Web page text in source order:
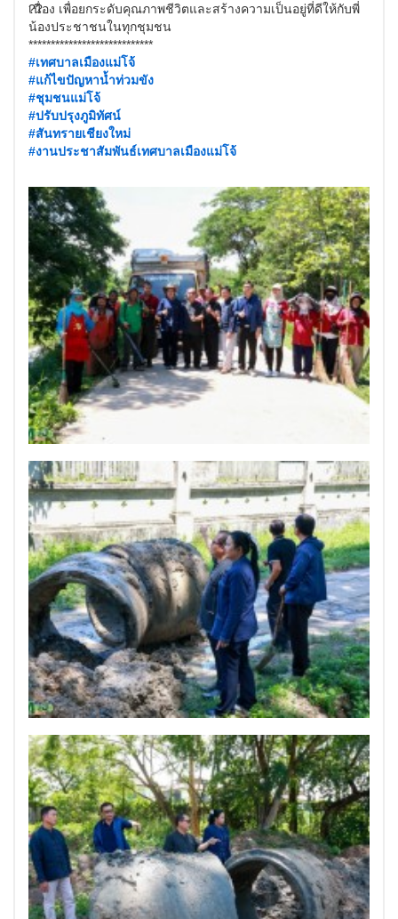
เนื่อง เพื่อยกระดับคุณภาพชีวิตและสร้างความเป็นอยู่ที่ดีให้กับพี่
น้องประชาชนในทุกชุมชน
****************************
#เทศบาลเมืองแม่โจ้
#แก้ไขปัญหาน้ำท่วมขัง
#ชุมชนแม่โจ้
#ปรับปรุงภูมิทัศน์
#สันทรายเชียงใหม่
#งานประชาสัมพันธ์เทศบาลเมืองแม่โจ้